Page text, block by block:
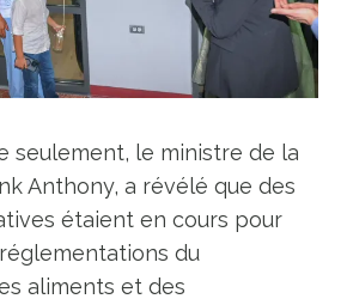
seulement, le ministre de la
Anthony, a révélé que des
étaient en cours pour
du
aliments et des